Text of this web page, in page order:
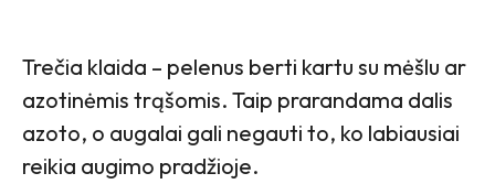
Trečia klaida – pelenus berti kartu su mėšlu ar
azotinėmis trąšomis. Taip prarandama dalis
azoto, o augalai gali negauti to, ko labiausiai
reikia augimo pradžioje.